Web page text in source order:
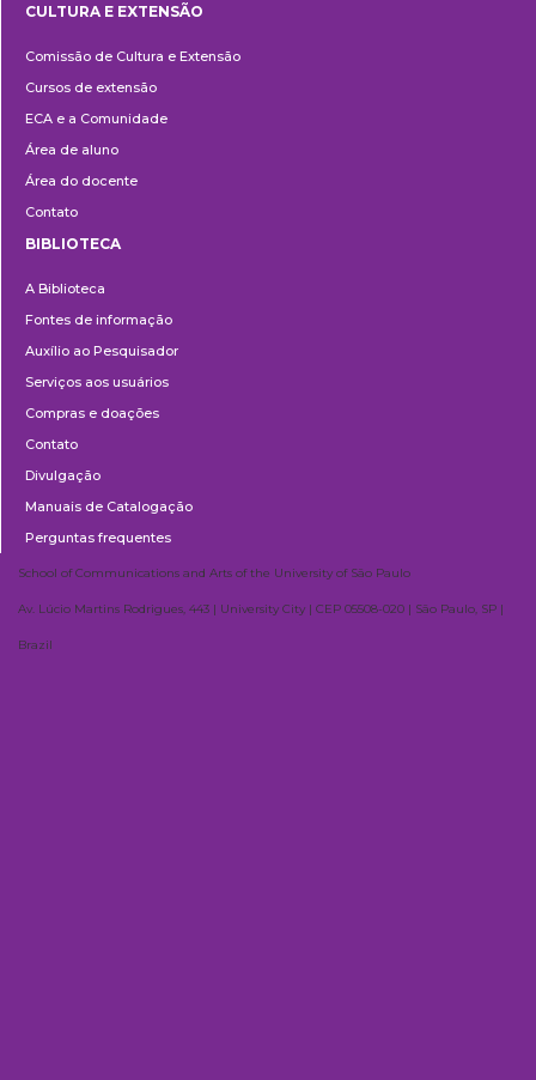
e
Extensão
CULTURA E EXTENSÃO
Comissão de Cultura e Extensão
Cursos de extensão
ECA e a Comunidade
Área de aluno
Área do docente
Contato
BIBLIOTECA
A Biblioteca
Fontes de informação
Auxílio ao Pesquisador
Serviços aos usuários
Compras e doações
Contato
Divulgação
Manuais de Catalogação
Perguntas frequentes
School of Communications and Arts of the University of São Paulo
Av. Lúcio Martins Rodrigues, 443 | University City | CEP 05508-020 | São Paulo, SP |
Brazil